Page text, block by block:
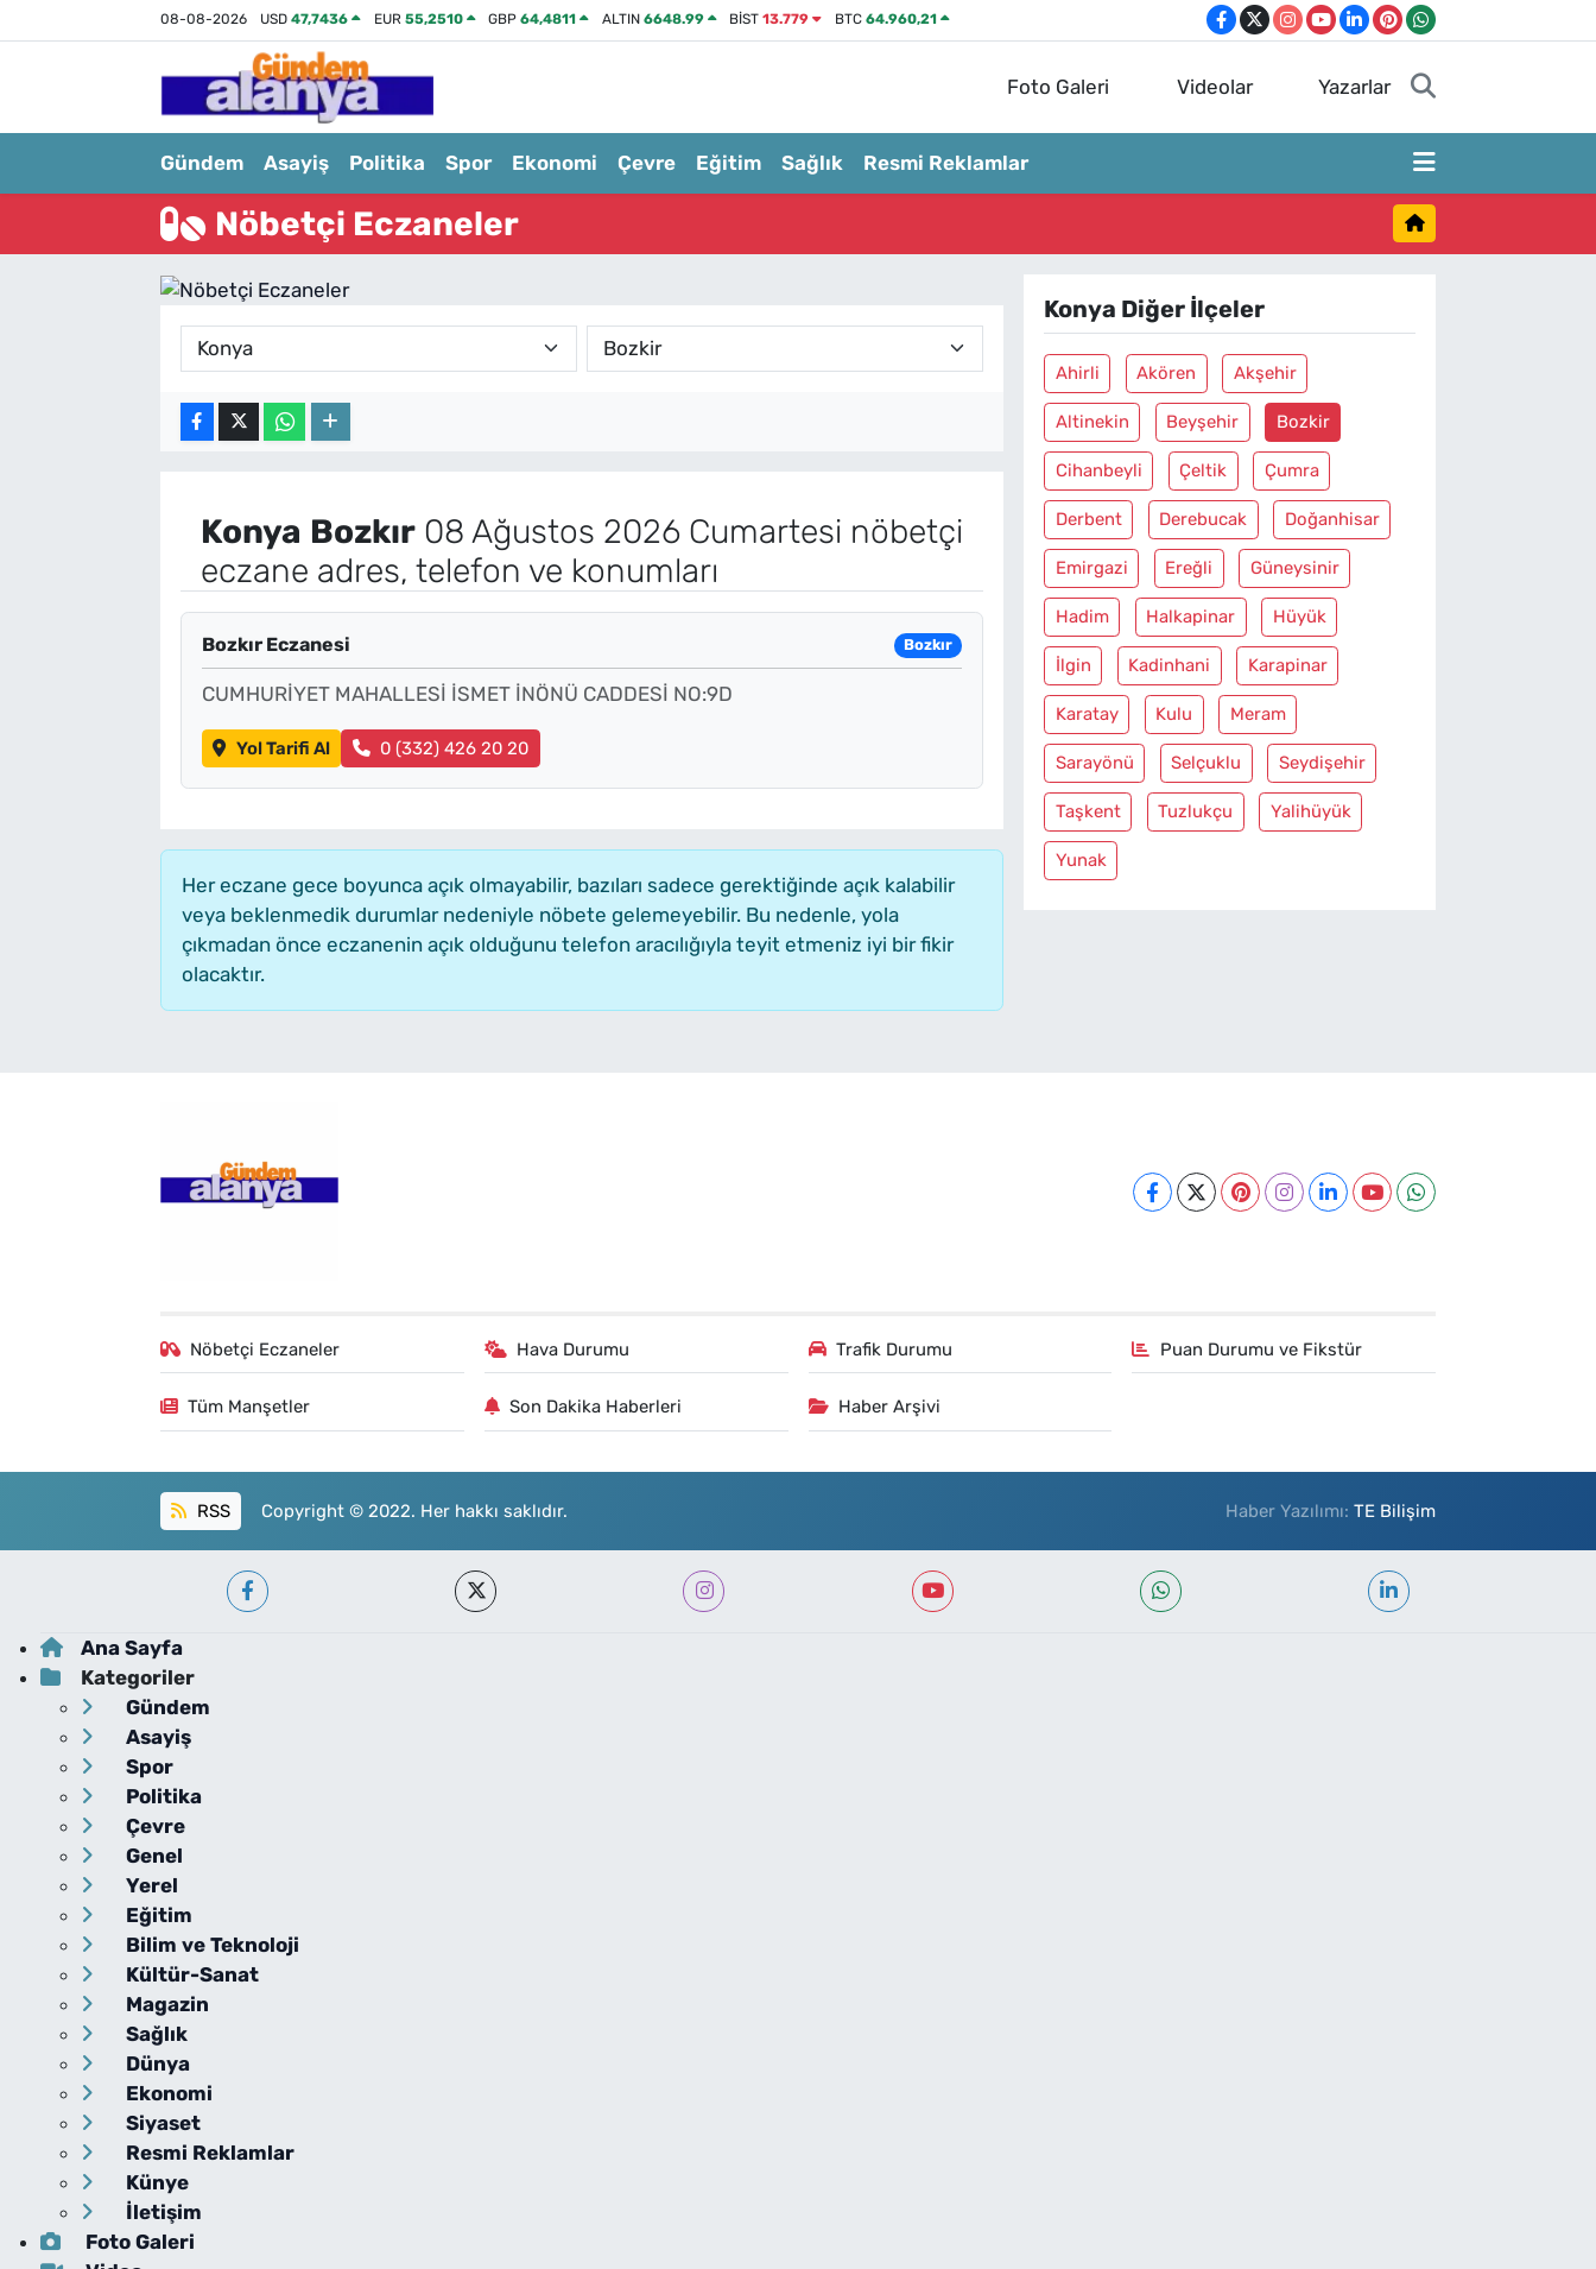
08-08-2026 USD47,7436 EUR 55,2510 GBP64,4811 ALTIN 6648.99 BİST13.779 BTC 64.960,21
Foto Galeri Videolar Yazarlar
Gündem Asayiş Politika Spor Ekonomi Çevre Eğitim Sağlık Resmi Reklamlar
Nöbetçi Eczaneler
Konya Bozkır08 Ağustos 2026 Cumartesi nöbetçi
eczane adres, telefon ve konumları
Bozkır Eczanesi Bozkır
CUMHURİYET MAHALLESİ İSMET İNÖNÜ CADDESİ NO:9D
Yol Tarifi Al 0 (332) 426 20 20
Her eczane gece boyunca açık olmayabilir, bazıları sadece gerektiğinde açık kalabilir
veya beklenmedik durumlar nedeniyle nöbete gelemeyebilir. Bu nedenle, yola
çıkmadan önce eczanenin açık olduğunu telefon aracılığıyla teyit etmeniz iyi bir fikir
olacaktır.
Konya Diğer İlçeler
Ahirli Akören Akşehir
Altinekin Beyşehir Bozkir
Cihanbeyli Çeltik Çumra
Derbent Derebucak Doğanhisar
Emirgazi Ereğli Güneysinir
Hadim Halkapinar Hüyük
İlgin Kadinhani Karapinar
Karatay Kulu Meram
Sarayönü Selçuklu Seydişehir
Taşkent Tuzlukçu Yalihüyük
Yunak
Nöbetçi Eczaneler Hava Durumu Trafik Durumu Puan Durumu ve Fikstür
Tüm Manşetler Son Dakika Haberleri Haber Arşivi
RSS Copyright © 2022. Her hakkı saklıdır. Haber Yazılımı:TE Bilişim
Ana Sayfa
Kategoriler
Gündem
Asayiş
Spor
Politika
Çevre
Genel
Yerel
Eğitim
Bilim ve Teknoloji
Kültür-Sanat
Magazin
Sağlık
Dünya
Ekonomi
Siyaset
Resmi Reklamlar
Künye
İletişim
Foto Galeri